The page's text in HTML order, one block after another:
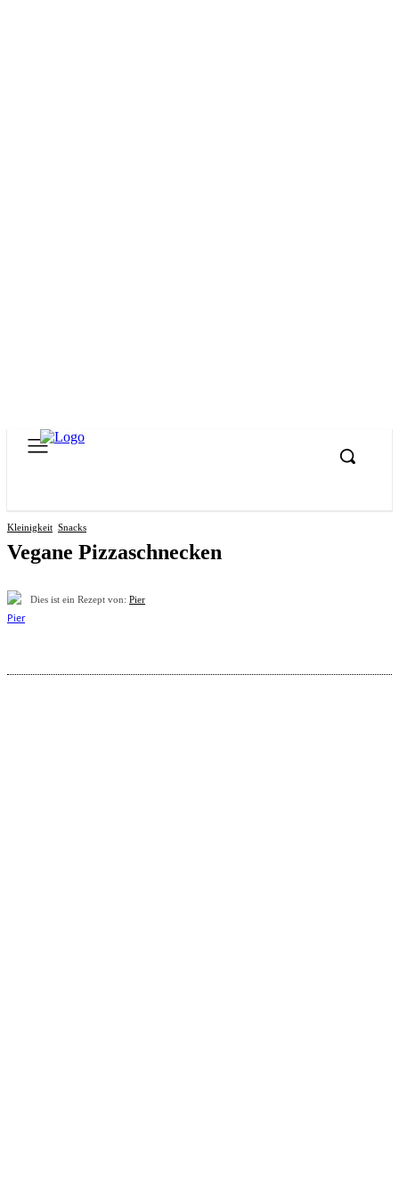
Kleinigkeit Snacks
Vegane Pizzaschnecken
Dies ist ein Rezept von: Pier